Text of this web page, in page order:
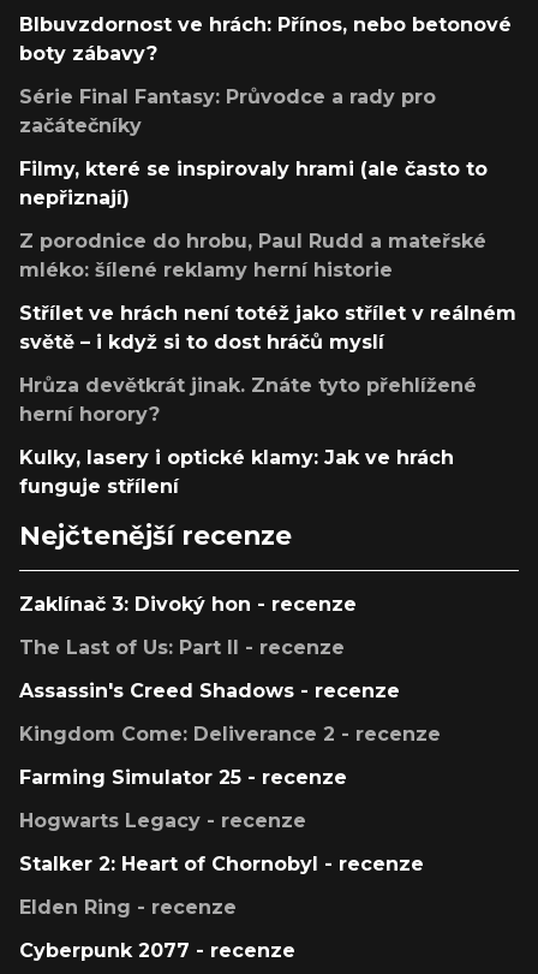
Blbuvzdornost ve hrách: Přínos, nebo betonové
boty zábavy?
Série Final Fantasy: Průvodce a rady pro
začátečníky
Filmy, které se inspirovaly hrami (ale často to
nepřiznají)
Z porodnice do hrobu, Paul Rudd a mateřské
mléko: šílené reklamy herní historie
Střílet ve hrách není totéž jako střílet v reálném
světě – i když si to dost hráčů myslí
Hrůza devětkrát jinak. Znáte tyto přehlížené
herní horory?
Kulky, lasery i optické klamy: Jak ve hrách
funguje střílení
Nejčtenější recenze
Zaklínač 3: Divoký hon - recenze
The Last of Us: Part II - recenze
Assassin's Creed Shadows - recenze
Kingdom Come: Deliverance 2 - recenze
Farming Simulator 25 - recenze
Hogwarts Legacy - recenze
Stalker 2: Heart of Chornobyl - recenze
Elden Ring - recenze
Cyberpunk 2077 - recenze